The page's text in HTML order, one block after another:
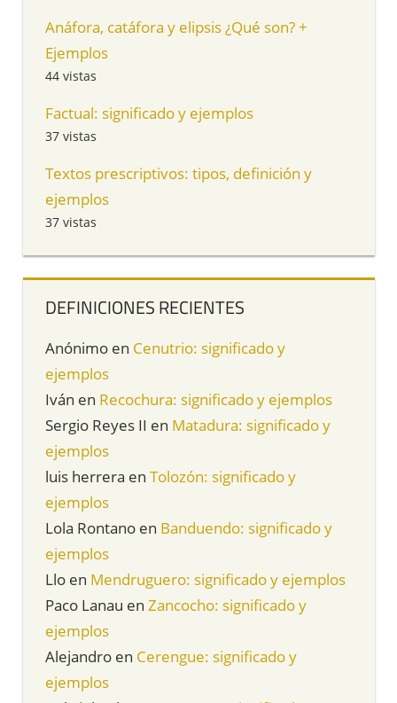
Anáfora, catáfora y elipsis ¿Qué son? +
Ejemplos
44 vistas
Factual: significado y ejemplos
37 vistas
Textos prescriptivos: tipos, definición y
ejemplos
37 vistas
DEFINICIONES RECIENTES
Anónimo en Cenutrio: significado y
ejemplos
Iván en Recochura: significado y ejemplos
Sergio Reyes II en Matadura: significado y
ejemplos
luis herrera en Tolozón: significado y
ejemplos
Lola Rontano en Banduendo: significado y
ejemplos
Llo en Mendruguero: significado y ejemplos
Paco Lanau en Zancocho: significado y
ejemplos
Alejandro en Cerengue: significado y
ejemplos